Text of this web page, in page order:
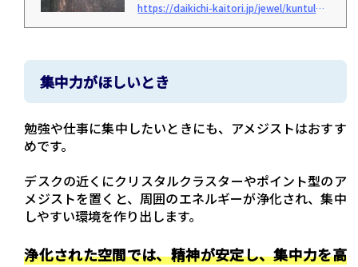
https://daikichi-kaitori.jp/jewel/kuntulaito-kachi
る宝石です。 贈り物としてクンツァイトを選ぶなら、どれくらいの価値があるのか気
す。 お手入れ方法も紹介するため、ぜひ参考にしてみてください。＜この記事でわか
集中力がほしいとき
勉強や仕事に集中したいときにも、アメジストはおすす
めです。
デスクの近くにクリスタルクラスターやポイント型のア
メジストを置くと、周囲のエネルギーが浄化され、集中
しやすい環境を作り出します。
浄化された空間では、精神が安定し、集中力を高